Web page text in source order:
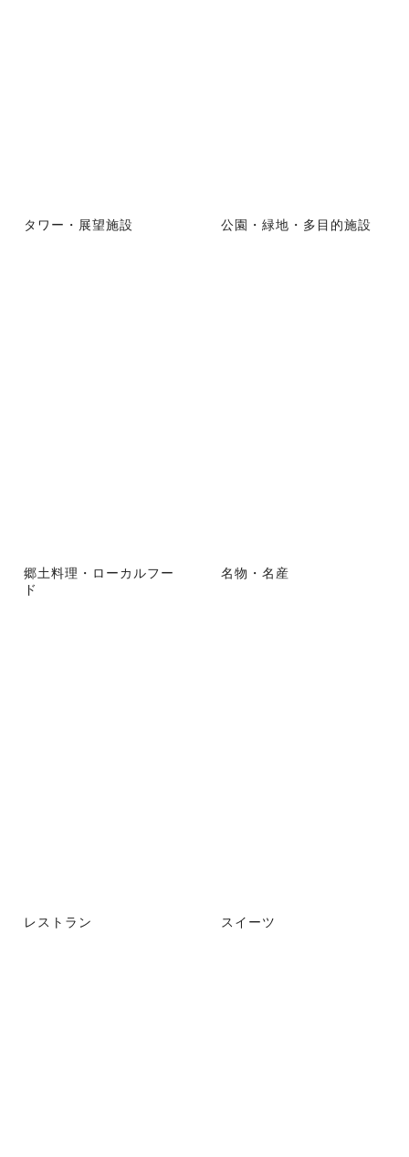
タワー・展望施設 公園・緑地・多目的施設
郷土料理・ローカルフー
ド
名物・名産
レストラン スイーツ